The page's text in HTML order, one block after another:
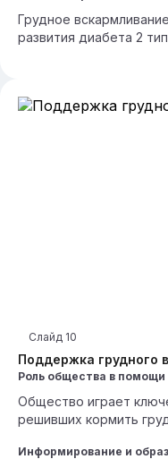
Грудное
развития диабета 2
Поддержка грудного
Слайд 10
Роль общества в
Общество играет
решивших кормить
Информирование и